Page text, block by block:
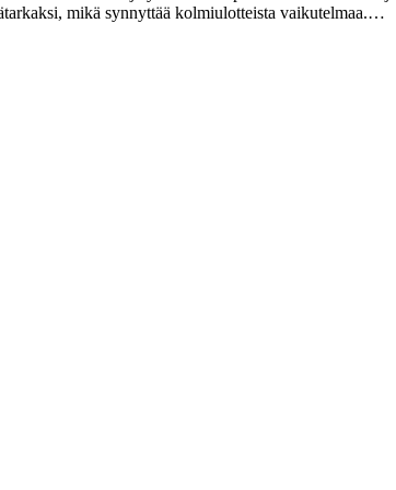
mikä synnyttää kolmiulotteista vaikutelmaa.…